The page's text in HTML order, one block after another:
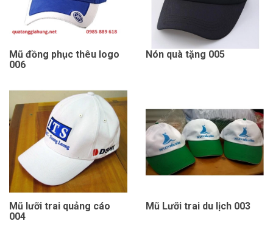
Mũ đồng phục thêu logo
006
Nón quà tặng 005
Mũ lưỡi trai quảng cáo
004
Mũ Lưỡi trai du lịch 003